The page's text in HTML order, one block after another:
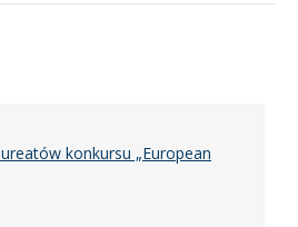
konkursu „European